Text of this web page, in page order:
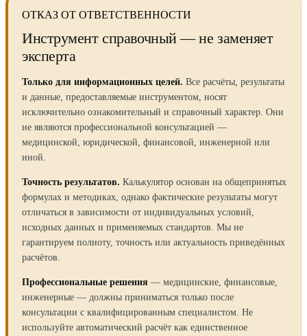
ОТКАЗ ОТ ОТВЕТСТВЕННОСТИ
Инструмент справочный — не заменяет
эксперта
Только для информационных целей. Все расчёты, результаты
и данные, предоставляемые инструментом, носят
исключительно ознакомительный и справочный характер. Они
не являются профессиональной консультацией —
медицинской, юридической, финансовой, инженерной или
иной.
Точность результатов. Калькулятор основан на общепринятых
формулах и методиках, однако фактические результаты могут
отличаться в зависимости от индивидуальных условий,
исходных данных и применяемых стандартов. Мы не
гарантируем полноту, точность или актуальность приведённых
расчётов.
Профессиональные решения — медицинские, финансовые,
инженерные — должны приниматься только после
консультации с квалифицированным специалистом. Не
используйте автоматический расчёт как единственное